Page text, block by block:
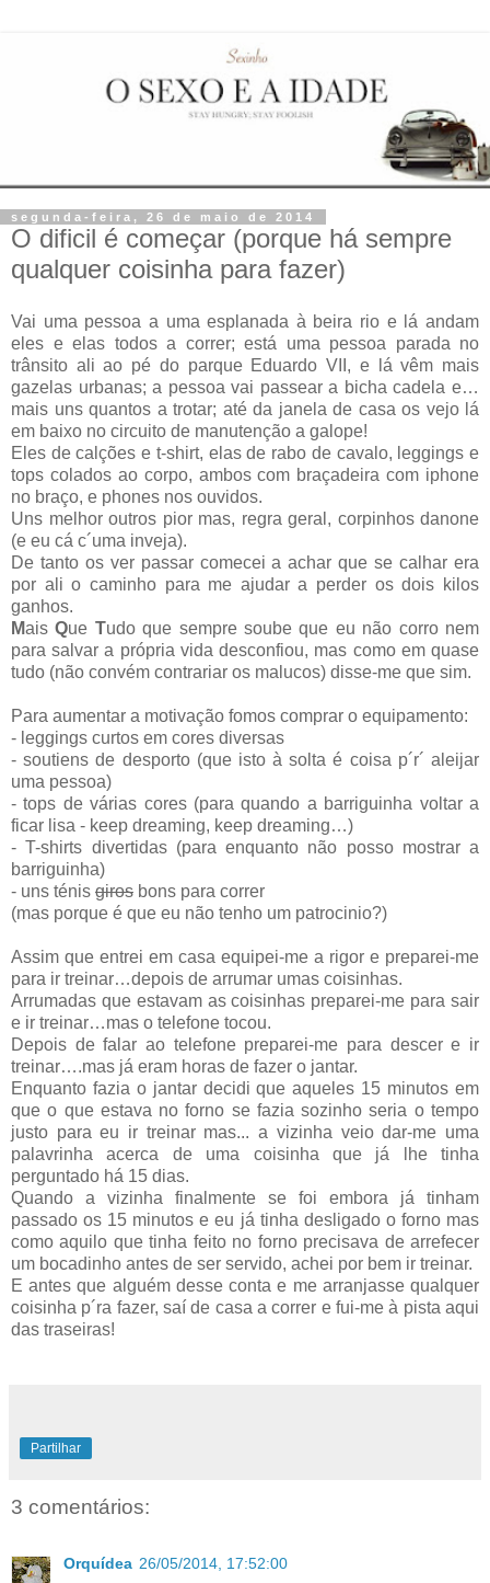
segunda-feira, 26 de maio de 2014
O dificil é começar (porque há sempre
qualquer coisinha para fazer)
Vai uma pessoa a uma esplanada à beira rio e lá andam
eles e elas todos a correr; está uma pessoa parada no
trânsito ali ao pé do parque Eduardo VII, e lá vêm mais
gazelas urbanas; a pessoa vai passear a bicha cadela e…
mais uns quantos a trotar; até da janela de casa os vejo lá
em baixo no circuito de manutenção a galope!
Eles de calções e t-shirt, elas de rabo de cavalo, leggings e
tops colados ao corpo, ambos com braçadeira com iphone
no braço, e phones nos ouvidos.
Uns melhor outros pior mas, regra geral, corpinhos danone
(e eu cá c´uma inveja).
De tanto os ver passar comecei a achar que se calhar era
por ali o caminho para me ajudar a perder os dois kilos
ganhos.
MaisQue Tudo que sempre soube que eu não corro nem
para salvar a própria vida desconfiou, mas como em quase
tudo (não convém contrariar os malucos) disse-me que sim.
Para aumentar a motivação fomos comprar o equipamento:
- leggings curtos em cores diversas
- soutiens de desporto (que isto à solta é coisa p´r´ aleijar
uma pessoa)
- tops de várias cores (para quando a barriguinha voltar a
ficar lisa - keep dreaming, keep dreaming…)
- T-shirts divertidas (para enquanto não posso mostrar a
barriguinha)
- uns ténis giros bons para correr
(mas porque é que eu não tenho um patrocinio?)
Assim que entrei em casa equipei-me a rigor e preparei-me
para ir treinar…depois de arrumar umas coisinhas.
Arrumadas que estavam as coisinhas preparei-me para sair
e ir treinar…mas o telefone tocou.
Depois de falar ao telefone preparei-me para descer e ir
treinar….mas já eram horas de fazer o jantar.
Enquanto fazia o jantar decidi que aqueles 15 minutos em
que o que estava no forno se fazia sozinho seria o tempo
justo para eu ir treinar mas... a vizinha veio dar-me uma
palavrinha acerca de uma coisinha que já lhe tinha
perguntado há 15 dias.
Quando a vizinha finalmente se foi embora já tinham
passado os 15 minutos e eu já tinha desligado o forno mas
como aquilo que tinha feito no forno precisava de arrefecer
um bocadinho antes de ser servido, achei por bem ir treinar.
E antes que alguém desse conta e me arranjasse qualquer
coisinha p´ra fazer, saí de casa a correr e fui-me à pista aqui
das traseiras!
Partilhar
3 comentários:
Orquídea 26/05/2014, 17:52:00